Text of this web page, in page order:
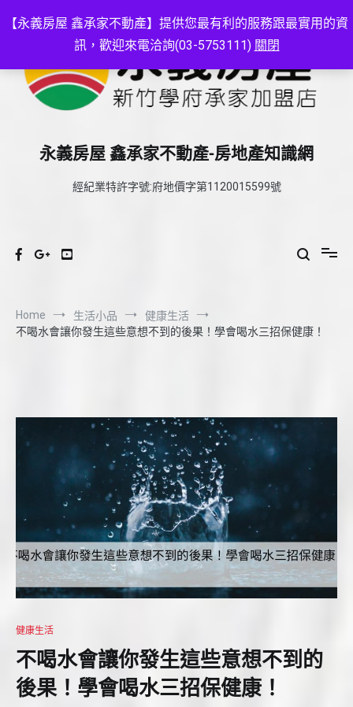
【永義房屋 鑫承家不動產】提供您最有利的服務跟最實用的資
訊，歡迎來電洽詢(03-5753111) 關閉
永義房屋 鑫承家不動產-房地產知識網
經紀業特許字號:府地價字第1120015599號
Home 生活小品
健康生活
不喝水會讓你發生這些意想不到的後果！學會喝水三招保健康！
健康生活
不喝水會讓你發生這些意想不到的
後果！學會喝水三招保健康！